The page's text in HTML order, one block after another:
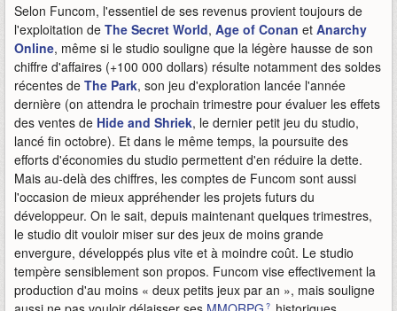
Selon Funcom, l'essentiel de ses revenus provient toujours de
l'exploitation de The Secret World, Age of Conan et Anarchy
Online, même si le studio souligne que la légère hausse de son
chiffre d'affaires (+100 000 dollars) résulte notamment des soldes
récentes de The Park, son jeu d'exploration lancée l'année
dernière (on attendra le prochain trimestre pour évaluer les effets
des ventes de Hide and Shriek, le dernier petit jeu du studio,
lancé fin octobre). Et dans le même temps, la poursuite des
efforts d'économies du studio permettent d'en réduire la dette.
Mais au-delà des chiffres, les comptes de Funcom sont aussi
l'occasion de mieux appréhender les projets futurs du
développeur. On le sait, depuis maintenant quelques trimestres,
le studio dit vouloir miser sur des jeux de moins grande
envergure, développés plus vite et à moindre coût. Le studio
tempère sensiblement son propos. Funcom vise effectivement la
production d'au moins « deux petits jeux par an », mais souligne